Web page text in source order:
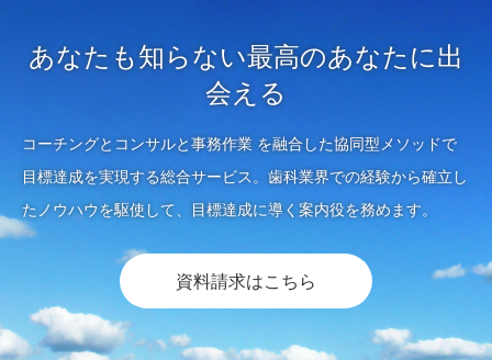
あなたも知らない最高のあなたに出
会える
コーチングとコンサルと事務作業 を融合した協同型メソッドで
目標達成を実現する総合サービス。歯科業界での経験から確立し
たノウハウを駆使して、目標達成に導く案内役を務めます。
資料請求はこちら